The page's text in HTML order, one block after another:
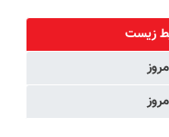
زیست